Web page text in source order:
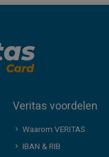
Veritas voordelen
Waarom VERITAS
IBAN & RIB